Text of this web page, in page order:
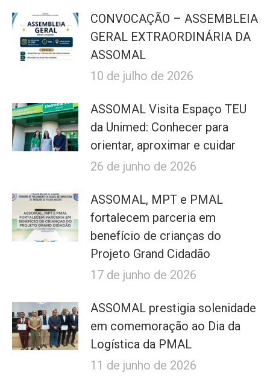
CONVOCAÇÃO – ASSEMBLEIA
GERAL EXTRAORDINÁRIA DA
ASSOMAL
10 de julho de 2026
ASSOMAL Visita Espaço TEU
da Unimed: Conhecer para
orientar, aproximar e cuidar
26 de junho de 2026
ASSOMAL, MPT e PMAL
fortalecem parceria em
benefício de crianças do
Projeto Grand Cidadão
17 de junho de 2026
ASSOMAL prestigia solenidade
em comemoração ao Dia da
Logística da PMAL
11 de junho de 2026